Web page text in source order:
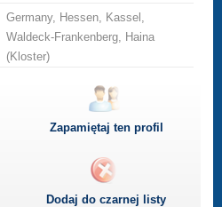
Germany, Hessen, Kassel,
Waldeck-Frankenberg, Haina
(Kloster)
Zapamiętaj ten profil
Dodaj do czarnej listy